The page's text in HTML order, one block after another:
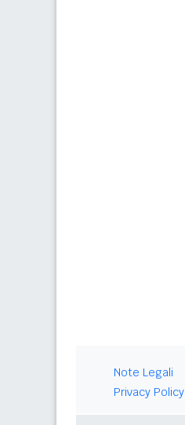
Note Legali
Privacy Policy